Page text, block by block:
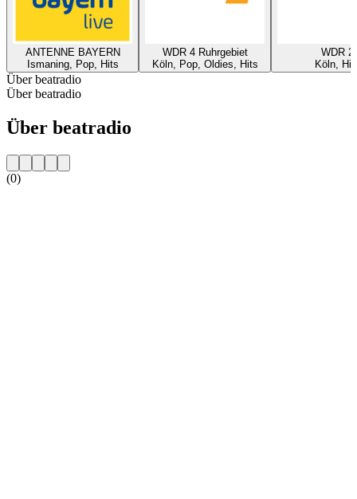
ANTENNE BAYERN
Ismaning, Pop, Hits
WDR 4 Ruhrgebiet
Köln, Pop, Oldies, Hits
WDR 2
Köln,
Über beatradio
Über beatradio
Über beatradio
(0)